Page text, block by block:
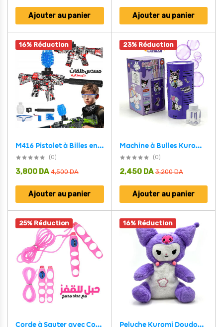
Ajouter au panier Ajouter au panier
16% Réduction
M416 Pistolet à Billes en Gel avec Accessoires – مسدس الطلقات الكريستالية
(0)
4,500DA
3,800 DA
Ajouter au panier
23% Réduction
Machine à Bulles Kuromi – Générateur de Bulles Magique
(0)
3,200DA
2,450 DA
Ajouter au panier
25% Réduction
Corde à Sauter avec Compteur – Poignée Antidérapante en PVC
16% Réduction
Peluche Kuromi Doudou Doux et Adorable – دمية أطفال